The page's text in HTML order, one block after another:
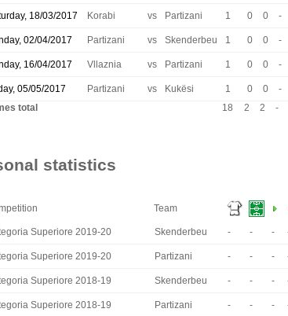
18/03/2017 Korabi vs Partizani 1 0 0 -
02/04/2017 Partizani vs Skenderbeu 1 0 0 -
16/04/2017 Vllaznia vs Partizani 1 0 0 -
05/05/2017 Partizani vs Kukësi 1 0 0 -
total
18 2 2 -
statistics
Team
Superiore 2019-20 Skenderbeu - - -
Superiore 2019-20 Partizani - - -
Superiore 2018-19 Skenderbeu - - -
Superiore 2018-19 Partizani - - -